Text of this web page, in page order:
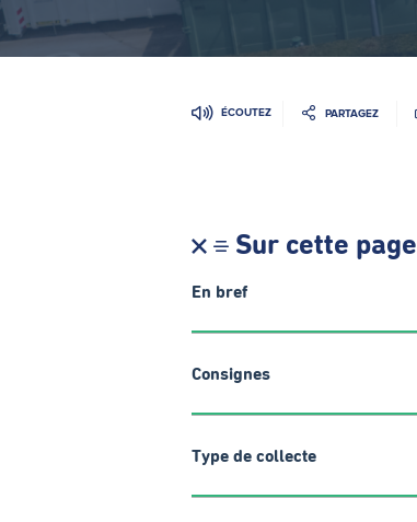
ÉCOUTEZ PARTAGEZ
Sur cette page
En bref
Consignes
Type de collecte